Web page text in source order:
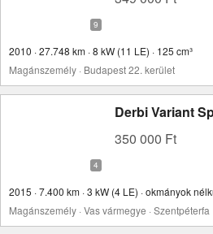
2010 · 27.748 km · 8 kW (11 LE) · 125 cm³
Magánszemély · Budapest 22. kerület
Derbi Variant
350 000 Ft
2015 · 7.400 km · 3 kW (4 LE) · okmányok
Magánszemély · Vas vármegye · Szentpéterfa